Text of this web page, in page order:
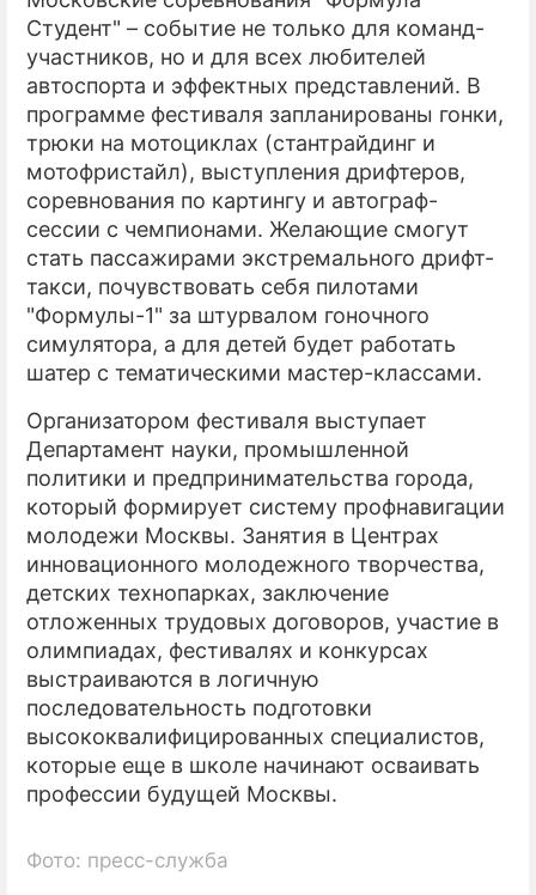
Студент" – событие не только для команд-
участников, но и для всех любителей
автоспорта и эффектных представлений. В
программе фестиваля запланированы гонки,
трюки на мотоциклах (стантрайдинг и
мотофристайл), выступления дрифтеров,
соревнования по картингу и автограф-
сессии с чемпионами. Желающие смогут
стать пассажирами экстремального дрифт-
такси, почувствовать себя пилотами
"Формулы-1" за штурвалом гоночного
симулятора, а для детей будет работать
шатер с тематическими мастер-классами.
Организатором фестиваля выступает
Департамент науки, промышленной
политики и предпринимательства города,
который формирует систему профнавигации
молодежи Москвы. Занятия в Центрах
инновационного молодежного творчества,
детских технопарках, заключение
отложенных трудовых договоров, участие в
олимпиадах, фестивалях и конкурсах
выстраиваются в логичную
последовательность подготовки
высококвалифицированных специалистов,
которые еще в школе начинают осваивать
профессии будущей Москвы.
Фото: пресс-служба